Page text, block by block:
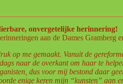
onvergetelijke herinnering!
aan de Dames Gramberg
op me gemaakt. Vanuit de
naar de overkant om haar te
dus voor mij bestond daar
enige keren mijn “kunsten”